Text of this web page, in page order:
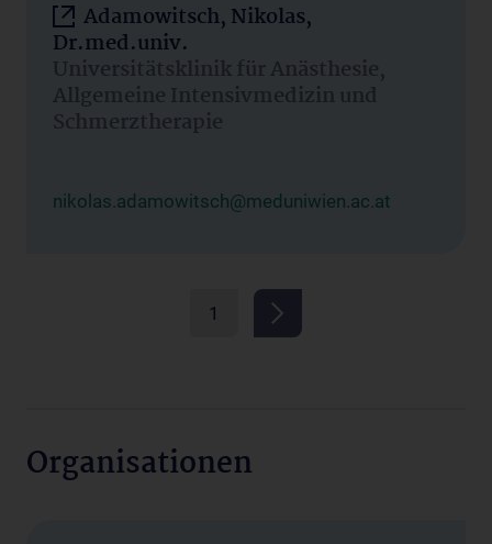
Adamowitsch, Nikolas,
Dr.med.univ.
Universitätsklinik für Anästhesie,
Allgemeine Intensivmedizin und
Schmerztherapie
nikolas.adamowitsch@meduniwien.ac.at
1
Organisationen